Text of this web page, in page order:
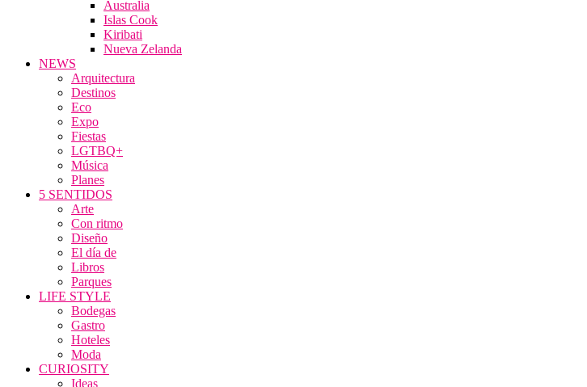
Australia
Islas Cook
Kiribati
Nueva Zelanda
NEWS
Arquitectura
Destinos
Eco
Expo
Fiestas
LGTBQ+
Música
Planes
5 SENTIDOS
Arte
Con ritmo
Diseño
El día de
Libros
Parques
LIFE STYLE
Bodegas
Gastro
Hoteles
Moda
CURIOSITY
Ideas